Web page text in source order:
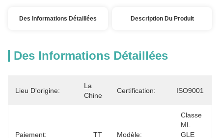
Des Informations Détaillées Description Du Produit
Des Informations Détaillées
Lieu D'origine:
La
Chine
Certification: ISO9001
Paiement: TT Modèle:
Classe
ML
GLE